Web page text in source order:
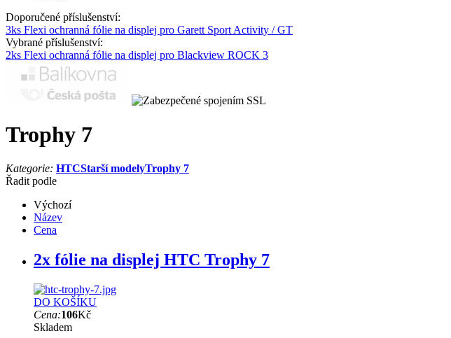
Doporučené příslušenství:
3ks Flexi ochranná fólie na displej pro Garett Sport Activity / GT
Vybrané příslušenství:
2ks Flexi ochranná fólie na displej pro Blackview ROCK 3
Trophy 7
Kategorie: HTCStarší modelyTrophy 7
Řadit podle
Výchozí
Název
Cena
2x fólie na displej HTC Trophy 7
DO KOŠÍKU
Cena:106Kč
Skladem